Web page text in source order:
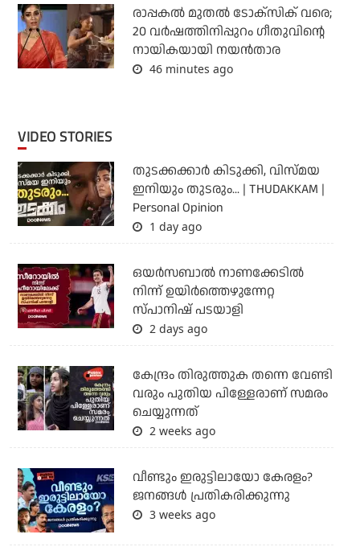
രാപ്പകൽ മുതൽ ടോക്സിക് വരെ;
20 വർഷത്തിനിപ്പുറം ഗീതുവിന്റെ
നായികയായി നയൻതാര
46 minutes ago
VIDEO STORIES
തുടക്കക്കാര്‍ കിടുക്കി, വിസ്മയ
ഇനിയും തുടരും... | THUDAKKAM |
Personal Opinion
1 day ago
ഒയര്‍സബാൽ നാണക്കേടിൽ
നിന്ന് ഉയിർത്തെഴുന്നേറ്റ
സ്പാനിഷ് പടയാളി
2 days ago
കേന്ദ്രം തിരുത്തുക തന്നെ വേണ്ടി
വരും പുതിയ പിള്ളേരാണ് സമരം
ചെയ്യുന്നത്
2 weeks ago
വീണ്ടും ഇരുട്ടിലായോ കേരളം?
ജനങ്ങൾ പ്രതികരിക്കുന്നു
3 weeks ago